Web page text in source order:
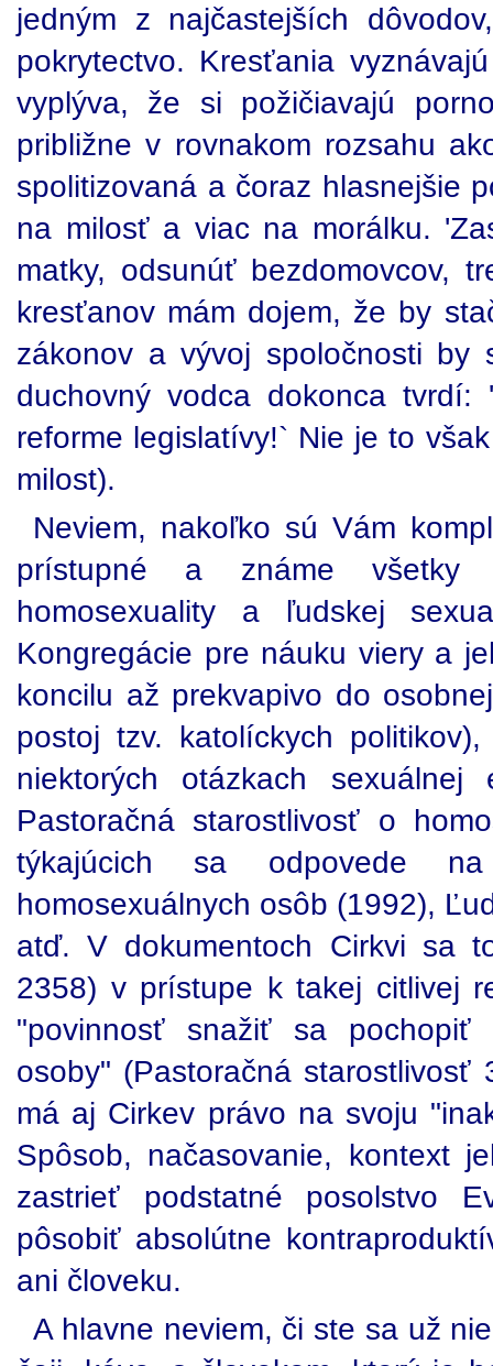
jedným z najčastejších
pokrytectvo. Kresťania
vyplýva, že si požičiavajú
približne v rovnakom rozsahu
spolitizovaná a čoraz hlasnejšie
na milosť a viac na morálku.
matky, odsunúť bezdomovcov,
kresťanov mám dojem, že by
zákonov a vývoj spoločnosti by
duchovný vodca dokonca
reforme legislatívy!` Nie je to
milost).
Neviem, nakoľko sú Vám
prístupné a známe všetky
homosexuality a ľudskej
Kongregácie pre náuku viery a
koncilu až prekvapivo do
postoj tzv. katolíckych
niektorých otázkach
Pastoračná starostlivosť o
týkajúcich sa odpovede
homosexuálnych osôb (1992),
atď. V dokumentoch Cirkvi sa
2358) v prístupe k takej citlivej
"povinnosť snažiť sa pochopiť
osoby" (Pastoračná
má aj Cirkev právo na svoju
Spôsob, načasovanie, kontext
zastrieť podstatné posolstvo
pôsobiť absolútne
ani človeku.
A hlavne neviem, či ste sa už